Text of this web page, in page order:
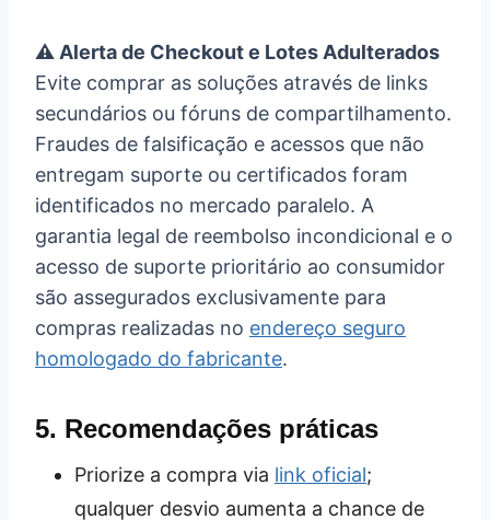
⚠️ Alerta de Checkout e Lotes Adulterados
Evite comprar as soluções através de links
secundários ou fóruns de compartilhamento.
Fraudes de falsificação e acessos que não
entregam suporte ou certificados foram
identificados no mercado paralelo. A
garantia legal de reembolso incondicional e o
acesso de suporte prioritário ao consumidor
são assegurados exclusivamente para
compras realizadas no endereço seguro
homologado do fabricante.
5. Recomendações práticas
Priorize a compra via link oficial;
qualquer desvio aumenta a chance de